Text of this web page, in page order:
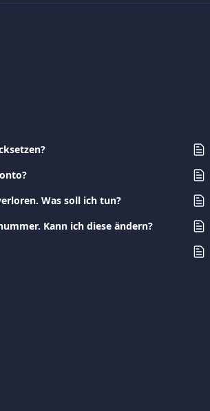
Was soll ich tun?
Kann ich diese ändern?